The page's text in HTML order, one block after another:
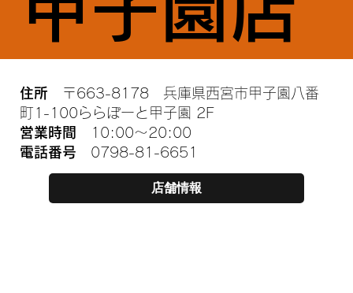
住所 〒663-8178 兵庫県西宮市甲子園八番
町1-100ららぽーと甲子園 2F
営業時間
10:00～20:00
電話番号 0798-81-6651
店舗情報